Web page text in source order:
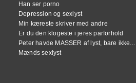
Han ser porno
Depression og sexlyst
Min kæreste skriver med andre
Er du den klogeste i jeres parforhold
Peter havde MASSER af lyst, bare ikke...
Mænds sexlyst